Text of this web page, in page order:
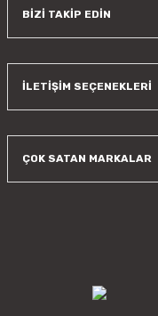
BİZİ TAKİP EDİN
İLETİŞİM SEÇENEKLERİ
ÇOK SATAN MARKALAR